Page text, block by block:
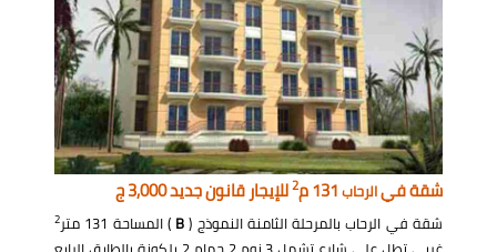
شقة فيالرحاب 2للإيجار قانون جديد 3,000 ج
شقة في الرحاب بالمرحلة الثامنة النموذج (B ) المساحة 131 متر 2